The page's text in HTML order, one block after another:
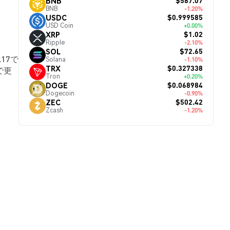
で
更
BNB -1.20%
USDC
USD Coin
$0.999585
+0.00%
XRP
Ripple
$1.02
-2.10%
SOL
Solana
$72.65
-1.10%
TRX
Tron
$0.327338
+0.20%
DOGE
Dogecoin
$0.068984
-0.90%
ZEC
Zcash
$502.42
-1.20%